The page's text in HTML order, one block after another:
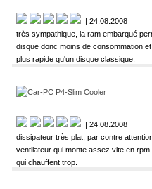
| 24.08.2008
très sympathique, la ram embarqué
disque donc moins de consommation
plus rapide qu'un disque classique.
| 24.08.2008
dissipateur très plat, par contre
ventilateur qui monte assez vite en
qui chauffent trop.